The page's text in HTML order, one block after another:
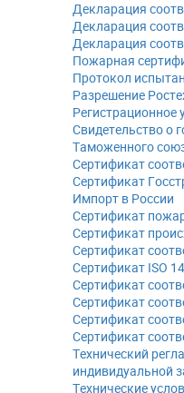
Декларация
Декларация
Декларация
Пожарная
Протокол
Разрешение
Регистрационное
Свидетельство о
Таможенного
Сертификат
Сертификат
Импорт в России
Сертификат
Сертификат
Сертификат
Сертификат ISO
Сертификат
Сертификат
Сертификат
Сертификат
Технический
индивидуальной
Технические